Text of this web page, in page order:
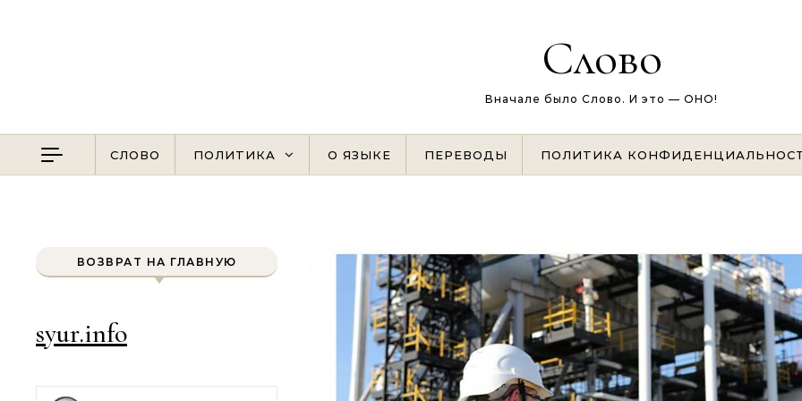
Слово
Вначале было Слово. И это — ОНО!
СЛОВО ПОЛИТИКА О ЯЗЫКЕ ПЕРЕВОДЫ ПОЛИТИКА
ВОЗВРАТ НА ГЛАВНУЮ
syur.info